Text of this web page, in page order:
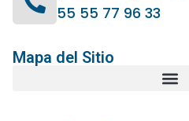
55 55 77 96 33
Mapa del Sitio